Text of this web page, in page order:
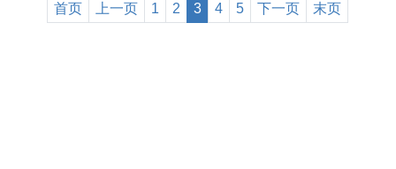
首页 上一页 1 2 3 4 5 下一页 末页